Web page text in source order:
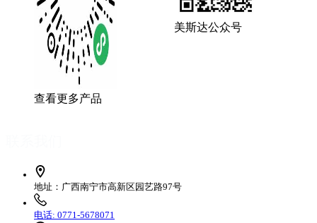
查看更多产品
美斯达公众号
地址：广西南宁市高新区园艺路97号
电话: 0771-5678071